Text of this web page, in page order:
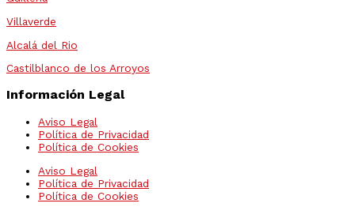
Villaverde
Alcalá del Rio
Castilblanco de los Arroyos
Información Legal
Aviso Legal
Política de Privacidad
Política de Cookies
Aviso Legal
Política de Privacidad
Política de Cookies